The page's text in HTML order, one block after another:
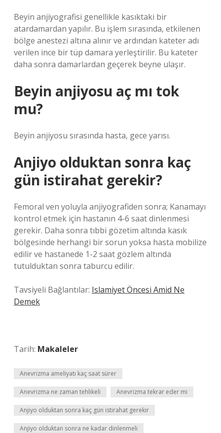
Beyin anjiyografisi genellikle kasıktaki bir
atardamardan yapılır. Bu işlem sırasında, etkilenen
bölge anestezi altına alınır ve ardından kateter adı
verilen ince bir tüp damara yerleştirilir. Bu kateter
daha sonra damarlardan geçerek beyne ulaşır.
Beyin anjiyosu aç mı tok
mu?
Beyin anjiyosu sırasında hasta, gece yarısı.
Anjiyo olduktan sonra kaç
gün istirahat gerekir?
Femoral ven yoluyla anjiyografiden sonra; Kanamayı
kontrol etmek için hastanın 4-6 saat dinlenmesi
gerekir. Daha sonra tıbbi gözetim altında kasık
bölgesinde herhangi bir sorun yoksa hasta mobilize
edilir ve hastanede 1-2 saat gözlem altında
tutulduktan sonra taburcu edilir.
Tavsiyeli Bağlantılar: Islamiyet Öncesi Amid Ne
Demek
Tarih: Makaleler
Anevrizma ameliyatı kaç saat sürer
Anevrizma ne zaman tehlikeli Anevrizma tekrar eder mi
Anjiyo olduktan sonra kaç gün istirahat gerekir
Anjiyo olduktan sonra ne kadar dinlenmeli